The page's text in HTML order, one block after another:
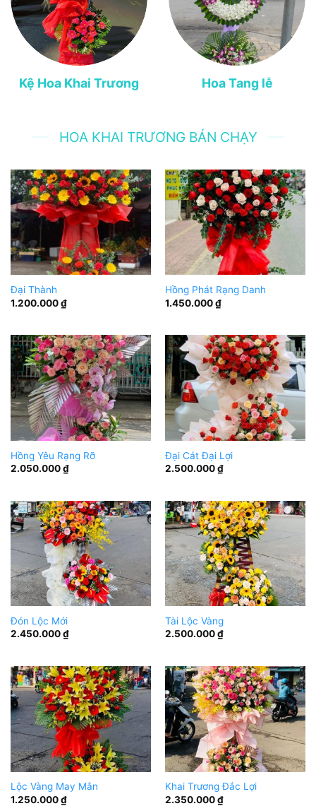
Kệ Hoa Khai Trương Hoa Tang lễ
HOA KHAI TRƯƠNG BÁN CHẠY
Đại Thành
1.200.000₫
Hồng Phát Rạng Danh
1.450.000₫
Hồng Yêu Rạng Rỡ
2.050.000₫
Đại Cát Đại Lợi
2.500.000₫
Đón Lộc Mới
2.450.000₫
Tài Lộc Vàng
2.500.000₫
Lộc Vàng May Mắn
1.250.000₫
Khai Trương Đắc Lợi
2.350.000₫